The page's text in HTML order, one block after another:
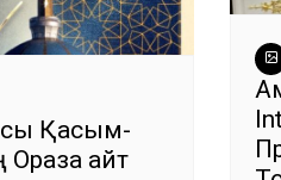
Қасым-
Ораза айт